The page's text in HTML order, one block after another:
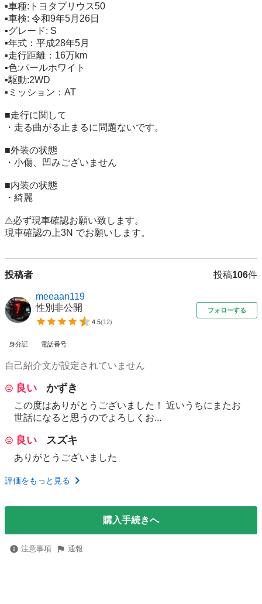
▪車種:トヨタプリウス50
▪️車検: 令和9年5月26日
▪️グレード: S
▪年式：平成28年5月
▪走行距離：16万km
▪色:パールホワイト
▪駆動:2WD
▪️ミッション：AT
■走行に関して
・走る曲がる止まるに問題ないです。
■外装の状態
・小傷、凹みございません
■内装の状態
・綺麗
⚠︎必ず現車確認お願い致します。
現車確認の上3N でお願いします。
投稿者 投稿106件
meeaan119
性別非公開
4.5(12)
フォローする
身分証 電話番号
自己紹介文が設定されていません
良い かずき
この度はありがとうございました！ 近いうちにまたお
世話になると思うのでよろしくお...
良い スズキ
ありがとうございました
評価をもっと見る
購入手続きへ
注意事項 通報